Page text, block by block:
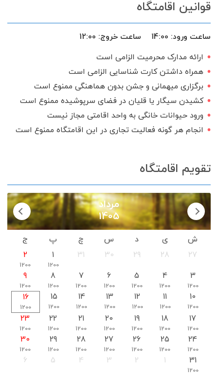
قوانین اقامتگاه
ساعت ورود: 14:00 ساعت خروج: 12:00
ارائه مدارک محرمیت الزامی است
همراه داشتن کارت شناسایی الزامی است
برگزاری میهمانی و جشن بدون هماهنگی ممنوع است
کشیدن سیگار یا قلیان در فضای سرپوشیده ممنوع است
ورود حیوانات خانگی به واحد اقامتی مجاز نیست
انجام هر گونه فعالیت تجاری در این اقامتگاه ممنوع است
تقویم اقامتگاه
مرداد
1405
ش ی د س چ پ
ج
27
28
29
30
31
1
1200
2
1200
3
1200
4
1200
5
1200
6
1200
7
1200
8
1200
9
1200
10
1200
11
1200
12
1200
13
1200
14
1200
15
1200
16
1200
17
1200
18
1200
19
1200
20
1200
21
1200
22
1200
23
1200
24
1200
25
1200
26
1200
27
1200
28
1200
29
1200
30
1200
31
1200
1
2
3
4
5
6